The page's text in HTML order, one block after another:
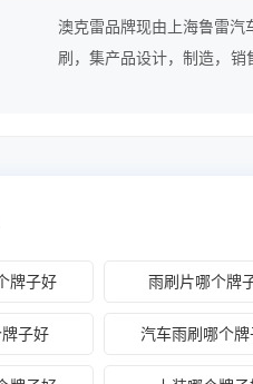
澳克雷品牌现由上海鲁雷
刷，集产品设计，制造，
牌子好 雨刷片哪个牌
子好 汽车雨刷哪个